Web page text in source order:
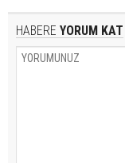
HABERE YORUM KAT